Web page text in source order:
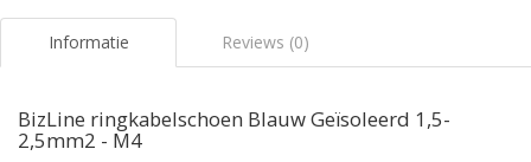
Informatie Reviews (0)
BizLine ringkabelschoen Blauw Geïsoleerd 1,5-
2,5mm2 - M4